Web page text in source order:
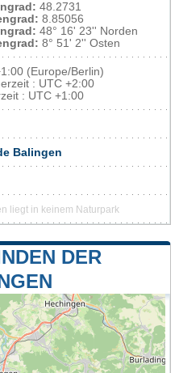
48.2731
8.85056
48° 16' 23'' Norden
8° 51' 2'' Osten
(Europe/Berlin)
: UTC +2:00
: UTC +1:00
Balingen
liegt in keinem Naturpark
DER